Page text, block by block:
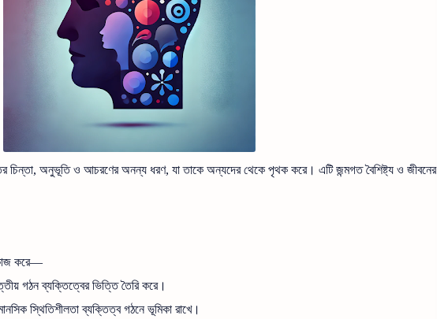
অনুভূতি ও আচরণের অনন্য ধরণ, যা তাকে অন্যদের থেকে পৃথক করে। এটি জন্মগত বৈশিষ্ট্য ও জীবনের
করে—
গঠন ব্যক্তিত্বের ভিত্তি তৈরি করে।
স্থিতিশীলতা ব্যক্তিত্ব গঠনে ভূমিকা রাখে।